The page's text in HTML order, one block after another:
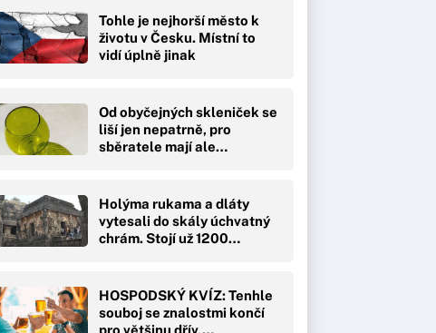
Tohle je nejhorší město k
životu v Česku. Místní to
vidí úplně jinak
Od obyčejných skleniček se
liší jen nepatrně, pro
sběratele mají ale…
Holýma rukama a dláty
vytesali do skály úchvatný
chrám. Stojí už 1200…
HOSPODSKÝ KVÍZ: Tenhle
souboj se znalostmi končí
pro většinu dřív,…